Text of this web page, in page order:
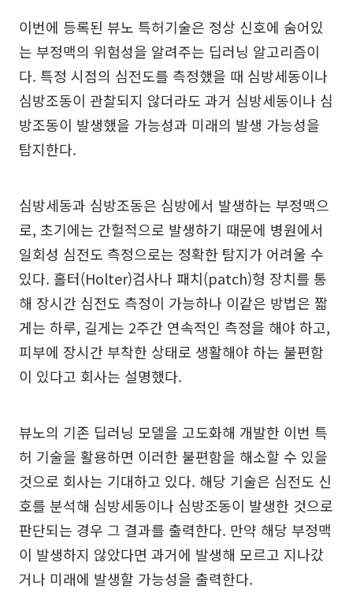
이번에 등록된 뷰노 특허기술은 정상 신호에 숨어있
는 부정맥의 위험성을 알려주는 딥러닝 알고리즘이
다. 특정 시점의 심전도를 측정했을 때 심방세동이나
심방조동이 관찰되지 않더라도 과거 심방세동이나 심
방조동이 발생했을 가능성과 미래의 발생 가능성을
탐지한다.
심방세동과 심방조동은 심방에서 발생하는 부정맥으
로, 초기에는 간헐적으로 발생하기 때문에 병원에서
일회성 심전도 측정으로는 정확한 탐지가 어려울 수
있다. 홀터(Holter)검사나 패치(patch)형 장치를 통
해 장시간 심전도 측정이 가능하나 이같은 방법은 짧
게는 하루, 길게는 2주간 연속적인 측정을 해야 하고,
피부에 장시간 부착한 상태로 생활해야 하는 불편함
이 있다고 회사는 설명했다.
뷰노의 기존 딥러닝 모델을 고도화해 개발한 이번 특
허 기술을 활용하면 이러한 불편함을 해소할 수 있을
것으로 회사는 기대하고 있다. 해당 기술은 심전도 신
호를 분석해 심방세동이나 심방조동이 발생한 것으로
판단되는 경우 그 결과를 출력한다. 만약 해당 부정맥
이 발생하지 않았다면 과거에 발생해 모르고 지나갔
거나 미래에 발생할 가능성을 출력한다.